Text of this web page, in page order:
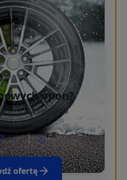
opon?
dla siebie na
30 dni
na zwrot
w 24h
wysyłka opon
ofertę